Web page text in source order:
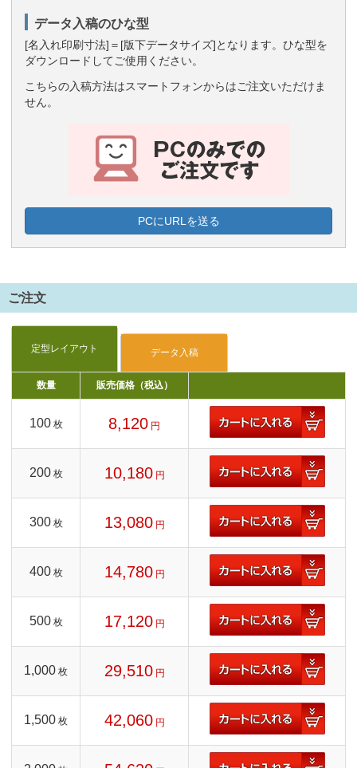
データ入稿のひな型
[名入れ印刷寸法]＝[版下データサイズ]となります。ひな型を
ダウンロードしてご使用ください。
こちらの入稿方法はスマートフォンからはご注文いただけま
せん。
PCにURLを送る
ご注文
数量 販売価格（税込）
100 枚 8,120 円
200 枚 10,180 円
300 枚 13,080 円
400 枚 14,780 円
500 枚 17,120 円
1,000 枚 29,510 円
1,500 枚 42,060 円